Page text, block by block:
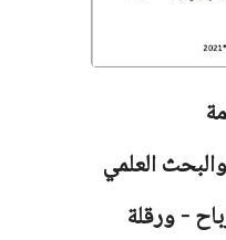
العلمي
- ورقلة